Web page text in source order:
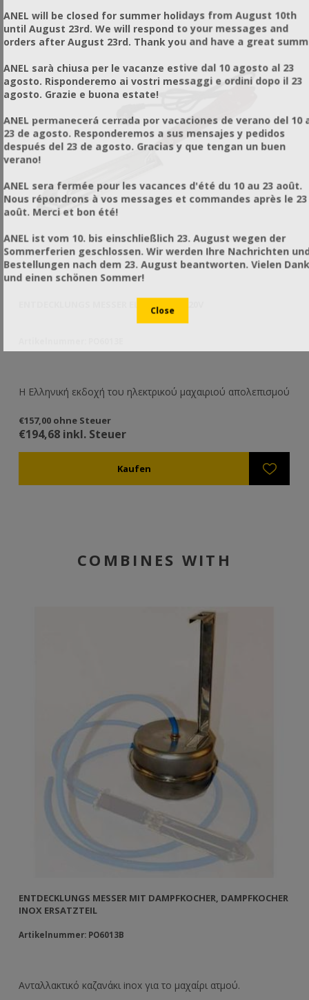
ENTDECKLUNGS MESSER ELEKTRISCH 220V
Η Ελληνική εκδοχή του ηλεκτρικού μαχαιριού απολεπισμού
€157,00 ohne Steuer
€194,68 inkl. Steuer
COMBINES WITH
ENTDECKLUNGS MESSER MIT DAMPFKOCHER, DAMPFKOCHER
INOX ERSATZTEIL
Artikelnummer: PO6013B
Ανταλλακτικό καζανάκι inox για το μαχαίρι ατμού.
ANEL will be closed for summer holidays from August 10th
until August 23rd. We will respond to your messages and
orders after August 23rd. Thank you and have a great
ANEL sarà chiusa per le vacanze estive dal 10 agosto al 23
agosto. Risponderemo ai vostri messaggi e ordini dopo il 23
agosto. Grazie e buona estate!
ANEL permanecerá cerrada por vacaciones de verano del 10
23 de agosto. Responderemos a sus mensajes y pedidos
después del 23 de agosto. Gracias y que tengan un buen
verano!
ANEL sera fermée pour les vacances d'été du 10 au 23 août.
Nous répondrons à vos messages et commandes après le 23
août. Merci et bon été!
ANEL ist vom 10. bis einschließlich 23. August wegen der
Sommerferien geschlossen. Wir werden Ihre Nachrichten
Bestellungen nach dem 23. August beantworten. Vielen Dank
und einen schönen Sommer!